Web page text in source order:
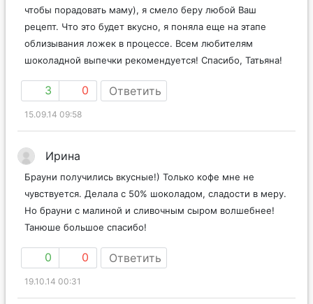
чтобы порадовать маму), я смело беру любой Ваш
рецепт. Что это будет вкусно, я поняла еще на этапе
облизывания ложек в процессе. Всем любителям
шоколадной выпечки рекомендуется! Спасибо, Татьяна!
3 0 Ответить
15.09.14 09:58
Ирина
Брауни получились вкусные!) Только кофе мне не
чувствуется. Делала с 50% шоколадом, сладости в меру.
Но брауни с малиной и сливочным сыром волшебнее!
Танюше большое спасибо!
0 0 Ответить
19.10.14 00:31